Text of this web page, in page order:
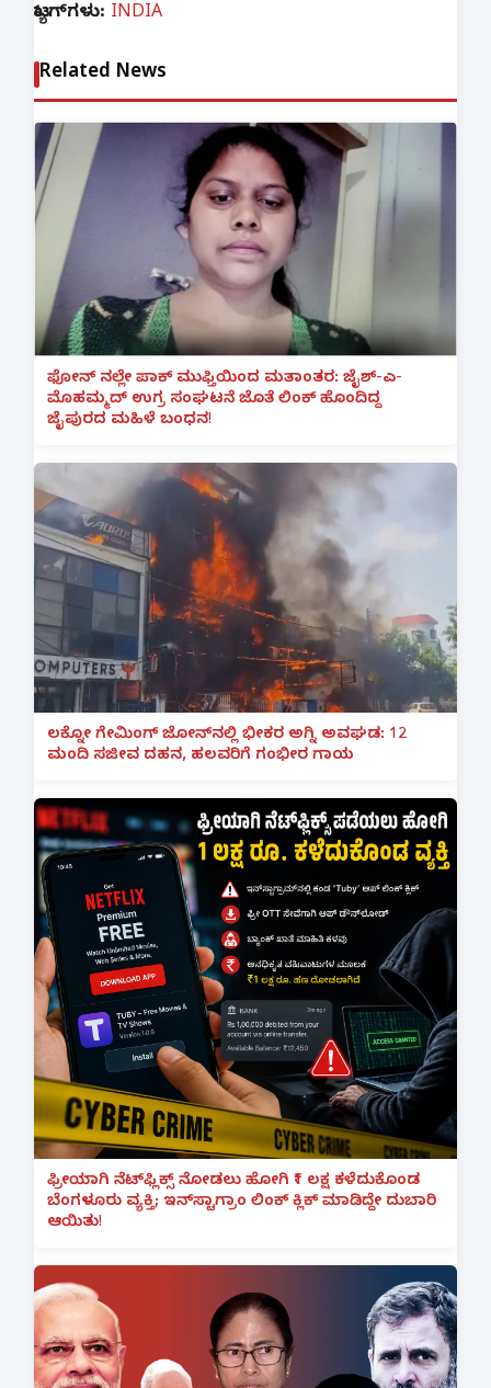
ಟ್ಯಾಗ್‌ಗಳು: INDIA
Related News
ಫೋನ್ ನಲ್ಲೇ ಪಾಕ್ ಮುಫ್ತಿಯಿಂದ ಮತಾಂತರ: ಜೈಶ್-ಎ-
ಮೊಹಮ್ಮದ್ ಉಗ್ರ ಸಂಘಟನೆ ಜೊತೆ ಲಿಂಕ್ ಹೊಂದಿದ್ದ
ಜೈಪುರದ ಮಹಿಳೆ ಬಂಧನ!
ಲಕ್ನೋ ಗೇಮಿಂಗ್ ಜೋನ್‌ನಲ್ಲಿ ಭೀಕರ ಅಗ್ನಿ ಅವಘಡ: 12
ಮಂದಿ ಸಜೀವ ದಹನ, ಹಲವರಿಗೆ ಗಂಭೀರ ಗಾಯ
ಫ್ರೀಯಾಗಿ ನೆಟ್‌ಫ್ಲಿಕ್ಸ್ ನೋಡಲು ಹೋಗಿ ₹1 ಲಕ್ಷ ಕಳೆದುಕೊಂಡ
ಬೆಂಗಳೂರು ವ್ಯಕ್ತಿ; ಇನ್‌ಸ್ಟಾಗ್ರಾಂ ಲಿಂಕ್ ಕ್ಲಿಕ್ ಮಾಡಿದ್ದೇ ದುಬಾರಿ
ಆಯಿತು!